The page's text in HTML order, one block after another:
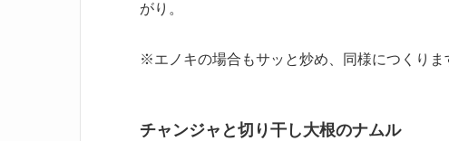
がり。
※エノキの場合もサッと炒め、同様につくりま
チャンジャと切り干し大根のナムル